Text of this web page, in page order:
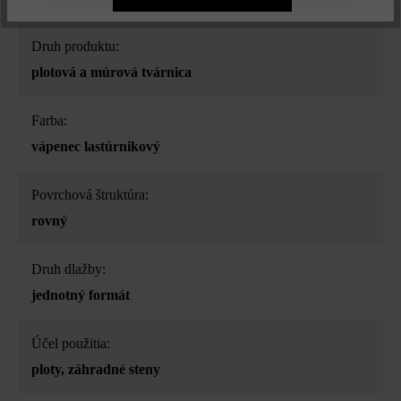
Druh produktu:
plotová a múrová tvárnica
Farba:
vápenec lastúrnikový
Povrchová štruktúra:
rovný
Druh dlažby:
jednotný formát
Účel použitia:
ploty, záhradné steny